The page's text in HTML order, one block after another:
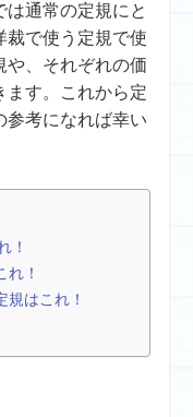
通常の定規にと
裁で使う定規で使
や、それぞれの価
ます。これから定
参考になれば幸い
！
！
はこれ！